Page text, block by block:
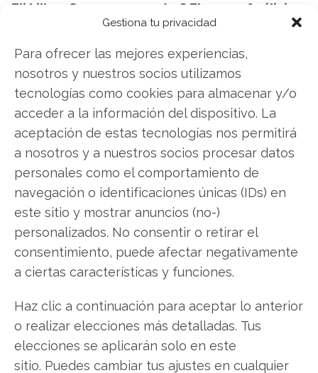
Gestiona tu privacidad
Para ofrecer las mejores experiencias,
nosotros y nuestros socios utilizamos
tecnologías como cookies para almacenar y/o
acceder a la información del dispositivo. La
aceptación de estas tecnologías nos permitirá
a nosotros y a nuestros socios procesar datos
personales como el comportamiento de
navegación o identificaciones únicas (IDs) en
este sitio y mostrar anuncios (no-)
personalizados. No consentir o retirar el
consentimiento, puede afectar negativamente
a ciertas características y funciones.
Haz clic a continuación para aceptar lo anterior
o realizar elecciones más detalladas. Tus
elecciones se aplicarán solo en este
sitio. Puedes cambiar tus ajustes en cualquier
Eli Lilly: ¿Comprar o vender? El nuevo Análisis
de Eli Lilly del 8 de agosto tiene la respuesta:
Los últimos resultados de Eli Lilly son
contundentes: Acción inmediata requerida para
los inversores de Eli Lilly. ¿Merece la pena
invertir o es momento de vender? En el Análisis
gratuito actual del 8 de agosto descubrirá
exactamente qué hacer.
Eli Lilly: ¿Comprar o vender?¡Lee más aquí!
Eli Lilly
Compartir este artículo
Twitter